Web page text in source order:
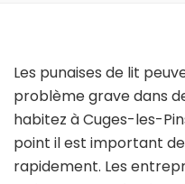
Les punaises de lit
problème grave dans
habitez à Cuges-les-
point il est important
rapidement. Les